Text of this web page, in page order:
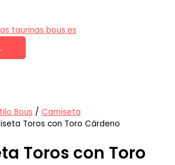
Bous / Camiseta
Toros con Toro Cárdeno
Toros con Toro